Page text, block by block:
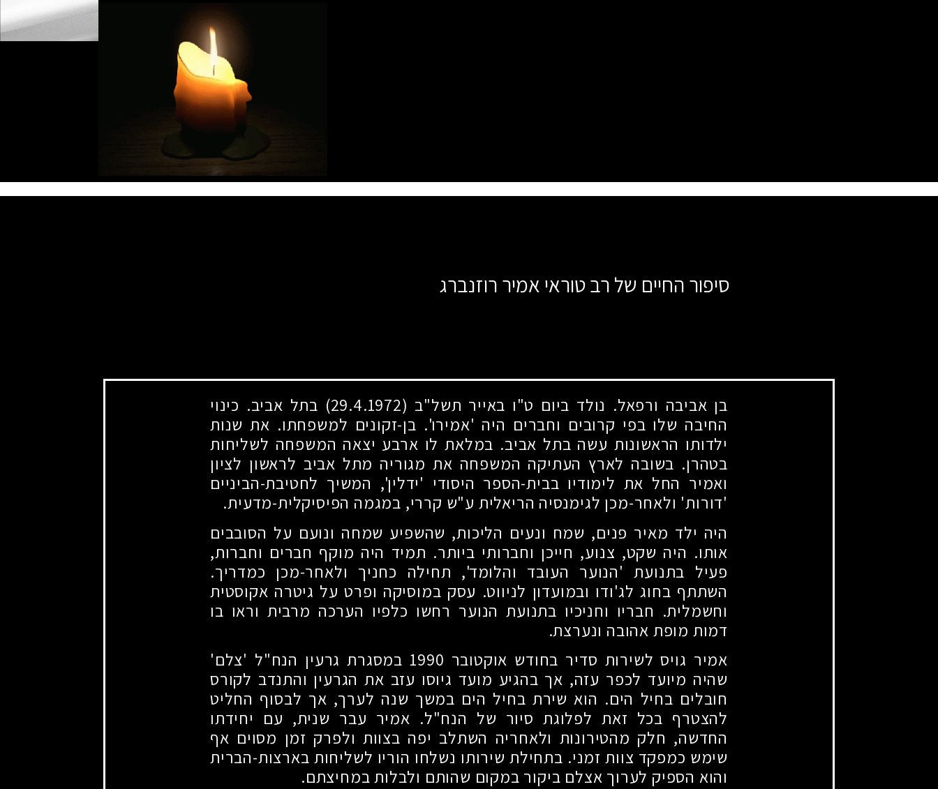
סיפור החיים של רב טוראי אמיר רוזנברג
בן אביבה ורפאל. נולד ביום ט"ו באייר תשל"ב (29.4.1972)
בתל אביב. כינוי
החיבה שלו בפי קרובים וחברים היה 'אמירו'. בן-זקונים למשפחתו. את שנות
ילדותו הראשונות עשה בתל אביב. במלאת לו ארבע יצאה המשפחה לשליחות
בטהרן. בשובה לארץ העתיקה המשפחה את מגוריה מתל אביב לראשון לציון
ואמיר החל את לימודיו בבית-הספר היסודי 'ידלין', המשיך לחטיבת-הביניים
'דורות' ולאחר-מכן לגימנסיה הריאלית ע"ש קררי, במגמה הפיסיקלית-מדעית.
היה ילד מאיר פנים, שמח ונעים הליכות, שהשפיע שמחה ונועם על הסובבים
אותו. היה שקט, צנוע, חייכן וחברותי ביותר. תמיד היה מוקף חברים וחברות,
פעיל בתנועת 'הנוער העובד והלומד', תחילה כחניך ולאחר-מכן כמדריך.
השתתף בחוג לג'ודו ובמועדון לניווט. עסק במוסיקה ופרט על גיטרה אקוסטית
וחשמלית. חבריו וחניכיו בתנועת הנוער רחשו כלפיו הערכה מרבית וראו בו
דמות מופת אהובה ונערצת.
אמיר גויס לשירות סדיר בחודש אוקטובר 1990 במסגרת גרעין הנח"ל 'צלם'
שהיה מיועד לכפר עזה, אך בהגיע מועד גיוסו עזב את הגרעין והתנדב לקורס
חובלים בחיל הים. הוא שירת בחיל הים במשך שנה לערך, אך לבסוף החליט
להצטרף בכל זאת לפלוגת סיור של הנח"ל. אמיר עבר שנית, עם יחידתו
החדשה, חלק מהטירונות ולאחריה השתלב יפה בצוות ולפרק זמן מסוים אף
שימש כמפקד צוות זמני. בתחילת שירותו נשלחו הוריו לשליחות בארצות-הברית
והוא הספיק לערוך אצלם ביקור במקום שהותם ולבלות במחיצתם.